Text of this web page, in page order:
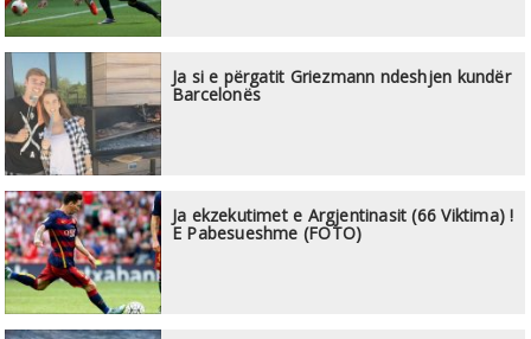
Ja si e përgatit Griezmann ndeshjen kundër
Barcelonës
Ja ekzekutimet e Argjentinasit (66 Viktima) !
E Pabesueshme (FOTO)